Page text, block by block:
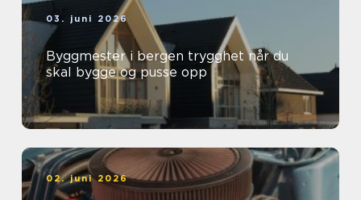
03. juni 2026
Byggmester i bergen trygghet når du
skal bygge og pusse opp
02. juni 2026